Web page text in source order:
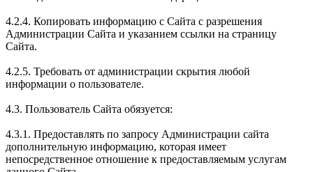
4.2.4. Копировать информацию с Сайта с разрешения
Администрации Сайта и указанием ссылки на страницу
Сайта.
4.2.5. Требовать от администрации скрытия любой
информации о пользователе.
4.3. Пользователь Сайта обязуется:
4.3.1. Предоставлять по запросу Администрации сайта
дополнительную информацию, которая имеет
непосредственное отношение к предоставляемым услугам